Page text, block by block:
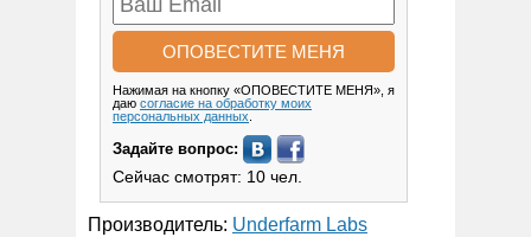
Нажимая на кнопку «ОПОВЕСТИТЕ МЕНЯ», я
даю согласие на обработку моих
персональных данных
Задайте вопрос:
Сейчас смотрят: 10 чел.
Производитель: Underfarm Labs